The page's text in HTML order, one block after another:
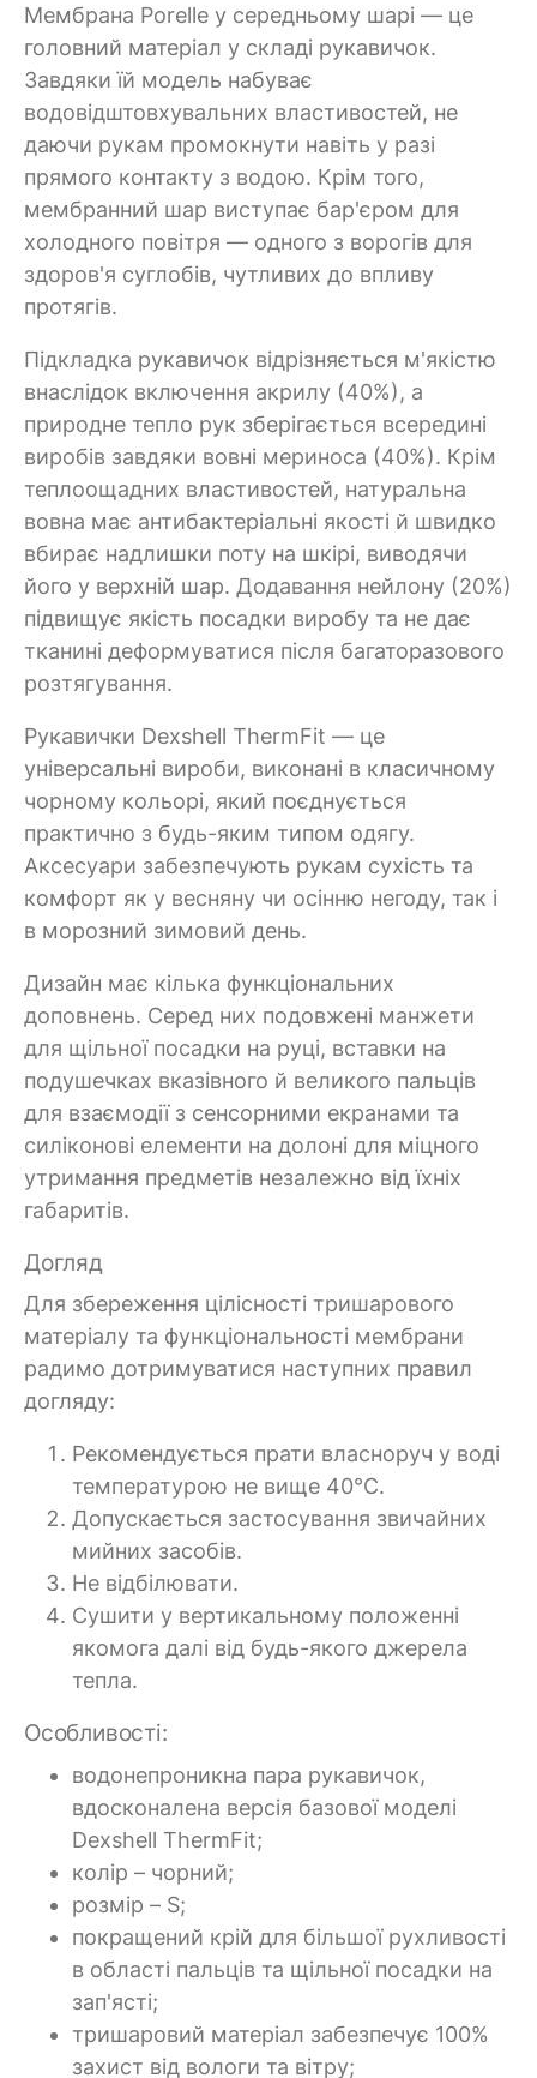
Мембрана Porelle у середньому шарі — це
головний матеріал у складі рукавичок.
Завдяки їй модель набуває
водовідштовхувальних властивостей, не
даючи рукам промокнути навіть у разі
прямого контакту з водою. Крім того,
мембранний шар виступає бар'єром для
холодного повітря — одного з ворогів для
здоров'я суглобів, чутливих до впливу
протягів.
Підкладка рукавичок відрізняється м'якістю
внаслідок включення акрилу (40%), а
природне тепло рук зберігається всередині
виробів завдяки вовні мериноса (40%). Крім
теплоощадних властивостей, натуральна
вовна має антибактеріальні якості й швидко
вбирає надлишки поту на шкірі, виводячи
його у верхній шар. Додавання нейлону (20%)
підвищує якість посадки виробу та не дає
тканині деформуватися після багаторазового
розтягування.
Рукавички Dexshell ThermFit — це
універсальні вироби, виконані в класичному
чорному кольорі, який поєднується
практично з будь-яким типом одягу.
Аксесуари забезпечують рукам сухість та
комфорт як у весняну чи осінню негоду, так і
в морозний зимовий день.
Дизайн має кілька функціональних
доповнень. Серед них подовжені манжети
для щільної посадки на руці, вставки на
подушечках вказівного й великого пальців
для взаємодії з сенсорними екранами та
силіконові елементи на долоні для міцного
утримання предметів незалежно від їхніх
габаритів.
Догляд
Для збереження цілісності тришарового
матеріалу та функціональності мембрани
радимо дотримуватися наступних правил
догляду:
Рекомендується прати власноруч у воді
температурою не вище 40°C.
Допускається застосування звичайних
мийних засобів.
Не відбілювати.
Сушити у вертикальному положенні
якомога далі від будь-якого джерела
тепла.
Особливості:
водонепроникна пара рукавичок,
вдосконалена версія базової моделі
Dexshell ThermFit;
колір – чорний;
розмір – S;
покращений крій для більшої рухливості
в області пальців та щільної посадки на
зап'ясті;
тришаровий матеріал забезпечує 100%
захист від вологи та вітру;